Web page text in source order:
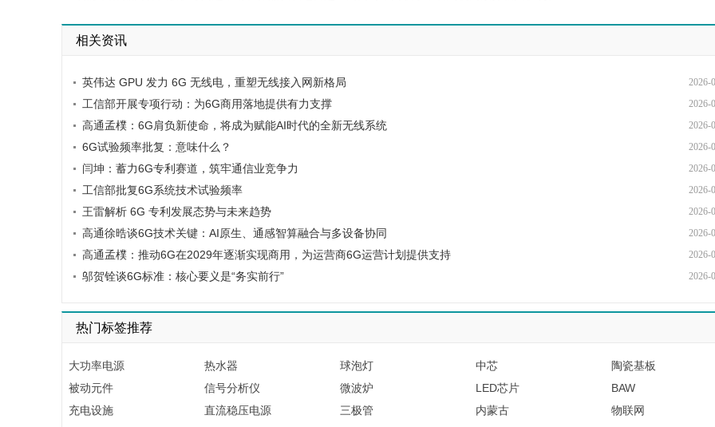
相关资讯
英伟达 GPU 发力 6G 无线电，重塑无线接入网新格局 2026-
工信部开展专项行动：为6G商用落地提供有力支撑 2026-
高通孟樸：6G肩负新使命，将成为赋能AI时代的全新无线系统 2026-
6G试验频率批复：意味什么？ 2026-
闫坤：蓄力6G专利赛道，筑牢通信业竞争力 2026-
工信部批复6G系统技术试验频率 2026-
王雷解析 6G 专利发展态势与未来趋势 2026-
高通徐晧谈6G技术关键：AI原生、通感智算融合与多设备协同 2026-
高通孟樸：推动6G在2029年逐渐实现商用，为运营商6G运营计划提供支持 2026-
邬贺铨谈6G标准：核心要义是“务实前行” 2026-
热门标签推荐
大功率电源 热水器 球泡灯 中芯
陶瓷基板
被动元件
信号分析仪 微波炉 LED芯片
BAW
充电设施
直流稳压电源 三极管 内蒙古
物联网